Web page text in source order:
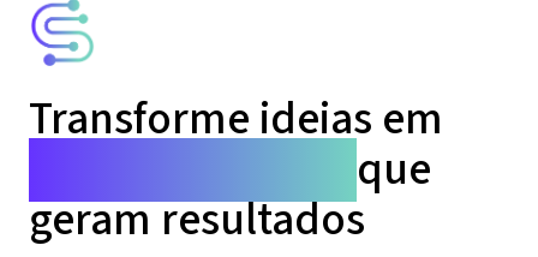
Transforme ideias em
que
geram resultados